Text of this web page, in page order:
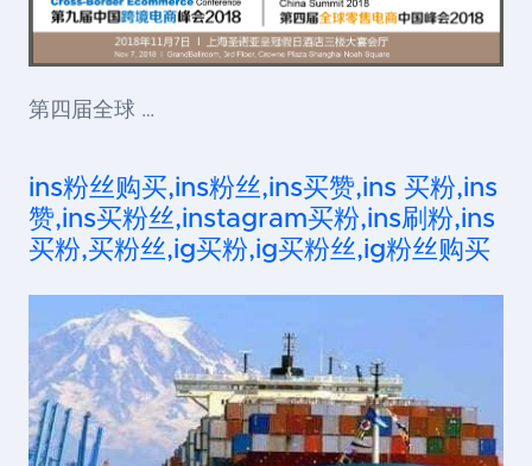
第四届全球 …
ins粉丝购买,ins粉丝,ins买赞,ins 买粉,ins
赞,ins买粉丝,instagram买粉,ins刷粉,ins
买粉,买粉丝,ig买粉,ig买粉丝,ig粉丝购买